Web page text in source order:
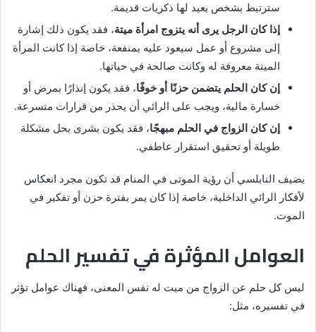
سترتبط بشخص يعيد لها ذكريات قديمة.
إذا كان الرجل يرى أنه يتزوج امرأة ميتة، فقد يكون ذلك إشارة
إلى مشروع أو عمل سيعود عليه بمنفعة، خاصة إذا كانت المرأة
الميتة معروفة له وكانت صالحة في حياتها.
إن كان الحلم يتضمن حزنًا أو خوفًا، فقد يكون إنذارًا بمرض أو
خسارة مالية، ويجب على الرائي أن يحذر من قرارات متسرعة.
إن كان الزواج في الحلم مبهجًا، فقد يكون بشرى بحل مشكلة
طويلة أو تحقيق استقرار عاطفي.
يضيف النابلسي أن رؤية الموتى في المنام قد تكون مجرد انعكاس
لأفكار الرائي الداخلية، خاصة إذا كان يمر بفترة حزن أو تفكير في
الموت.
العوامل المؤثرة في تفسير الحلم
ليس كل حلم عن الزواج من ميت له نفس المعنى، فهناك عوامل تؤثر
في تفسيره، مثل: